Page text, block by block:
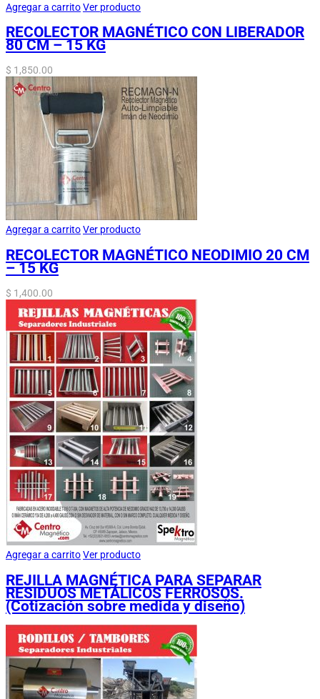
Agregar a carritoVer producto
RECOLECTOR MAGNÉTICO CON LIBERADOR
80 CM – 15 KG
$ 1,850.00
Agregar a carritoVer producto
RECOLECTOR MAGNÉTICO NEODIMIO 20 CM
– 15 KG
$ 1,400.00
Agregar a carritoVer producto
REJILLA MAGNÉTICA PARA SEPARAR
RESIDUOS METÁLICOS FERROSOS.
(Cotización sobre medida y diseño)